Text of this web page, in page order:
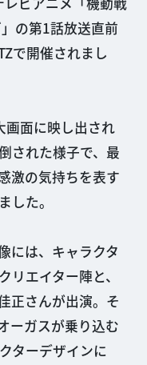
の第1話放送直前
で開催されまし
画面に映し出され
された様子で、最
激の気持ちを表す
した。
には、キャラクタ
エイター陣と、
正さんが出演。そ
ーガスが乗り込む
ターデザインに